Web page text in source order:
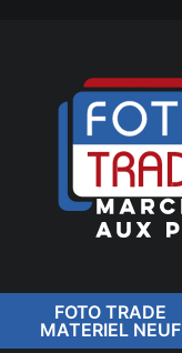
FOTO TRADE
MATERIEL NEUF